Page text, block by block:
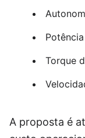
Torque
A proposta é